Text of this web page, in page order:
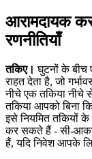
आरामदायक
रणनीतियाँ
तकिए। घुटनों के बीच
राहत देता है, जो
नीचे एक तकिया नीचे
तकिया आपको बिना
इसे नियमित तकियों के
कर सकते हैं - सी-
हैं, यदि निवेश आपके